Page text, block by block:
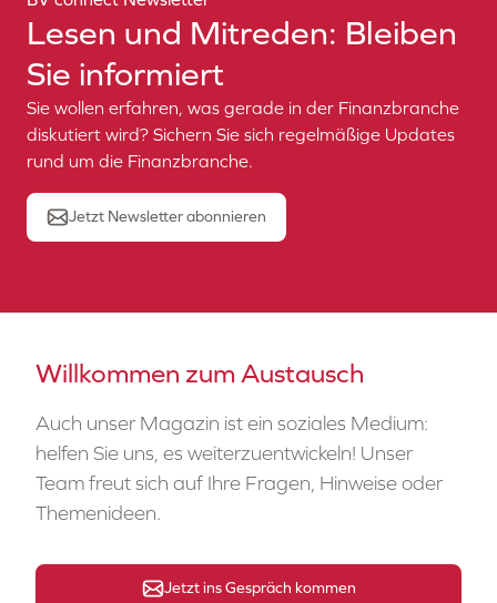
Lesen und Mitreden: Bleiben
Sie informiert
Sie wollen erfahren, was gerade in der Finanzbranche
diskutiert wird? Sichern Sie sich regelmäßige Updates
rund um die Finanzbranche.
Jetzt Newsletter abonnieren
Willkommen zum Austausch
Auch unser Magazin ist ein soziales Medium:
helfen Sie uns, es weiterzuentwickeln! Unser
Team freut sich auf Ihre Fragen, Hinweise oder
Themenideen.
Jetzt ins Gespräch kommen